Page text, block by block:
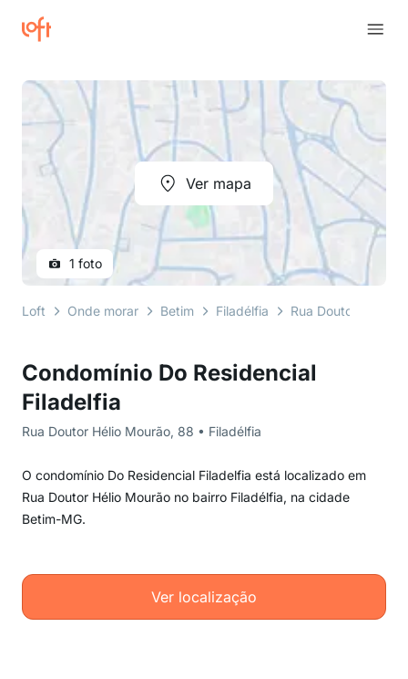
Condomínio Do Residencial
Filadelfia
Rua Doutor Hélio Mourão, 88 • Filadélfia
O condomínio Do Residencial Filadelfia está localizado em
Rua Doutor Hélio Mourão no bairro Filadélfia, na cidade
Betim-MG.
Ver localização
Ver mapa
1 foto
Loft Onde morar Betim Filadélfia Rua Doutor Hélio